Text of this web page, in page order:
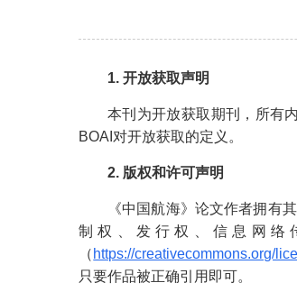
1. 开放获取声明
本刊为开放获取期刊，所有
BOAI对开放获取的定义。
2. 版权和许可声明
《中国航海》论文作者拥有
制权、发行权、信息网络
（ https://creativecommons.org/
只要作品被正确引用即可。